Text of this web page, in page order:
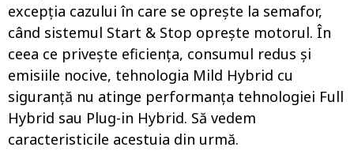
excepția cazului în care se oprește la semafor,
când sistemul Start & Stop oprește motorul. În
ceea ce privește eficiența, consumul redus și
emisiile nocive, tehnologia Mild Hybrid cu
siguranță nu atinge performanța tehnologiei Full
Hybrid sau Plug-in Hybrid. Să vedem
caracteristicile acestuia din urmă.